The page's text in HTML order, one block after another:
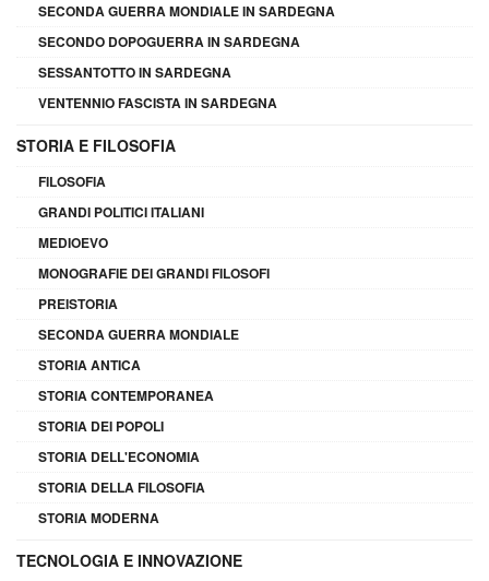
SECONDA GUERRA MONDIALE IN SARDEGNA
SECONDO DOPOGUERRA IN SARDEGNA
SESSANTOTTO IN SARDEGNA
VENTENNIO FASCISTA IN SARDEGNA
STORIA E FILOSOFIA
FILOSOFIA
GRANDI POLITICI ITALIANI
MEDIOEVO
MONOGRAFIE DEI GRANDI FILOSOFI
PREISTORIA
SECONDA GUERRA MONDIALE
STORIA ANTICA
STORIA CONTEMPORANEA
STORIA DEI POPOLI
STORIA DELL'ECONOMIA
STORIA DELLA FILOSOFIA
STORIA MODERNA
TECNOLOGIA E INNOVAZIONE